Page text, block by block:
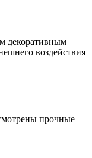
декоративным
воздействия
прочные